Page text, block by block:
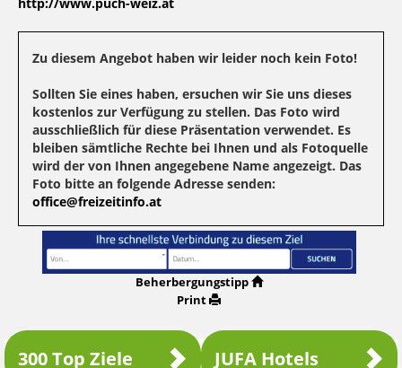
http://www.puch-weiz.at
Zu diesem Angebot haben wir leider noch kein Foto!
Sollten Sie eines haben, ersuchen wir Sie uns dieses
kostenlos zur Verfügung zu stellen. Das Foto wird
ausschließlich für diese Präsentation verwendet. Es
bleiben sämtliche Rechte bei Ihnen und als Fotoquelle
wird der von Ihnen angegebene Name angezeigt. Das
Foto bitte an folgende Adresse senden:
office@freizeitinfo.at
Beherbergungstipp
Print
300 Top Ziele JUFA Hotels